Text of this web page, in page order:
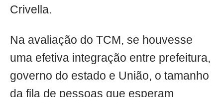
Crivella.
Na avaliação do TCM, se houvesse
uma efetiva integração entre prefeitura,
governo do estado e União, o tamanho
da fila de pessoas que esperam